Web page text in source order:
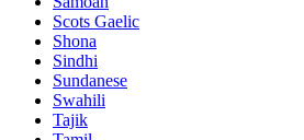
Scots Gaelic
Shona
Sindhi
Sundanese
Swahili
Tajik